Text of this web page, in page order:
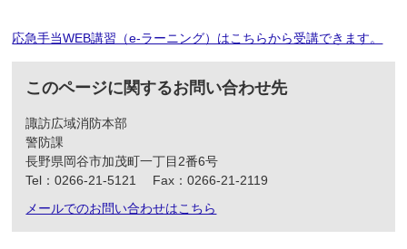
応急手当WEB講習（e-ラーニング）はこちらから受講できます。
このページに関するお問い合わせ先
諏訪広域消防本部
警防課
長野県岡谷市加茂町一丁目2番6号
Tel：0266-21-5121
Fax：0266‐21‐2119
メールでのお問い合わせはこちら